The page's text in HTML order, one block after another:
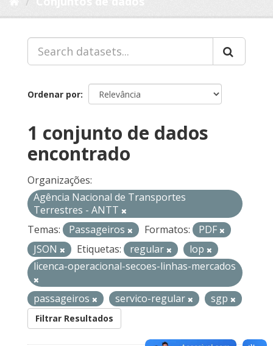
Ordenar por
1 conjunto de dados
encontrado
Organizações:
Agência Nacional de Transportes
Terrestres - ANTT
Temas:
Passageiros Formatos:
PDF
JSON
Etiquetas: regular
lop
licenca-operacional-secoes-linhas-mercados
passageiros servico-regular sgp
Filtrar Resultados